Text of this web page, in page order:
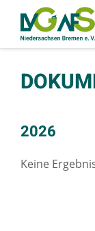
ZUM
ZUR SUCHE
2026
Keine